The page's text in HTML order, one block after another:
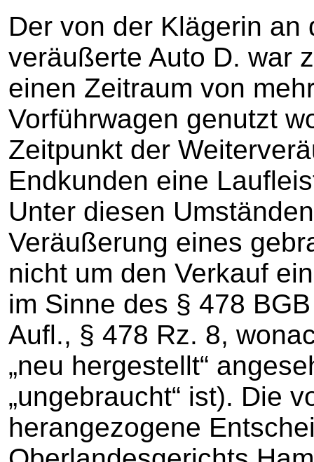
Der von der Klägerin an
veräußerte Auto D. war
einen Zeitraum von
Vorführwagen genutzt
Zeitpunkt der
Endkunden eine
Unter diesen
Veräußerung eines
nicht um den Verkauf
im Sinne des § 478
Aufl., § 478 Rz. 8,
„neu hergestellt“
„ungebraucht“ ist). Die
herangezogene